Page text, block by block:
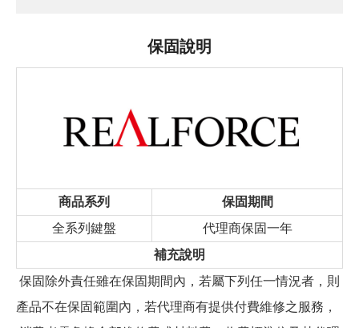
保固說明
商品系列
保固期間
全系列鍵盤
代理商保固一年
補充說明
保固除外責任雖在保固期間內，若屬下列任一情況者，則
產品不在保固範圍內，若代理商有提供付費維修之服務，